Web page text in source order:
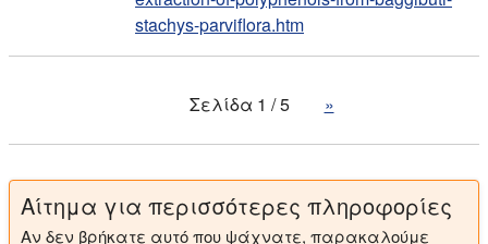
stachys-parviflora.htm
Σελίδα 1 / 5 »
Αίτημα για περισσότερες πληροφορίες
Αν δεν βρήκατε αυτό που ψάχνατε, παρακαλούμε